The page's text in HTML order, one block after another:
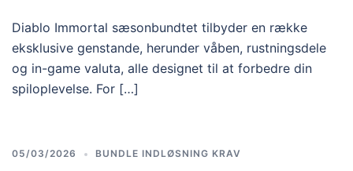
Diablo Immortal sæsonbundtet tilbyder en række
eksklusive genstande, herunder våben, rustningsdele
og in-game valuta, alle designet til at forbedre din
spiloplevelse. For […]
05/03/2026 BUNDLE INDLØSNING KRAV